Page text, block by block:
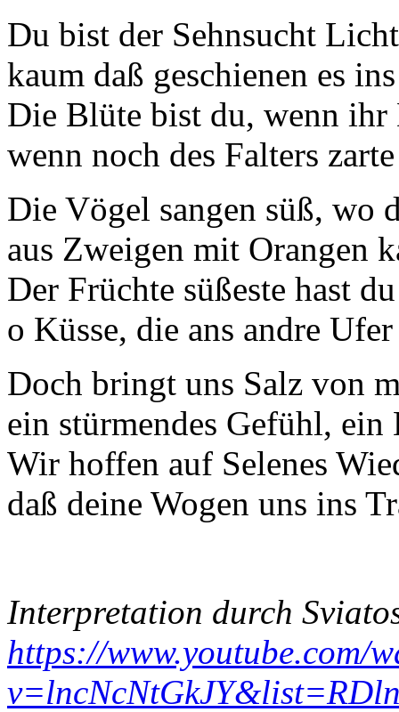
Du bist der Sehnsucht
kaum daß geschienen es
Die Blüte bist du, wenn
wenn noch des Falters
Die Vögel sangen süß, wo
aus Zweigen mit Orangen
Der Früchte süßeste hast
o Küsse, die ans andre
Doch bringt uns Salz von
ein stürmendes Gefühl, ein
Wir hoffen auf Selenes
daß deine Wogen uns ins
Interpretation durch
https://www.youtube.com/